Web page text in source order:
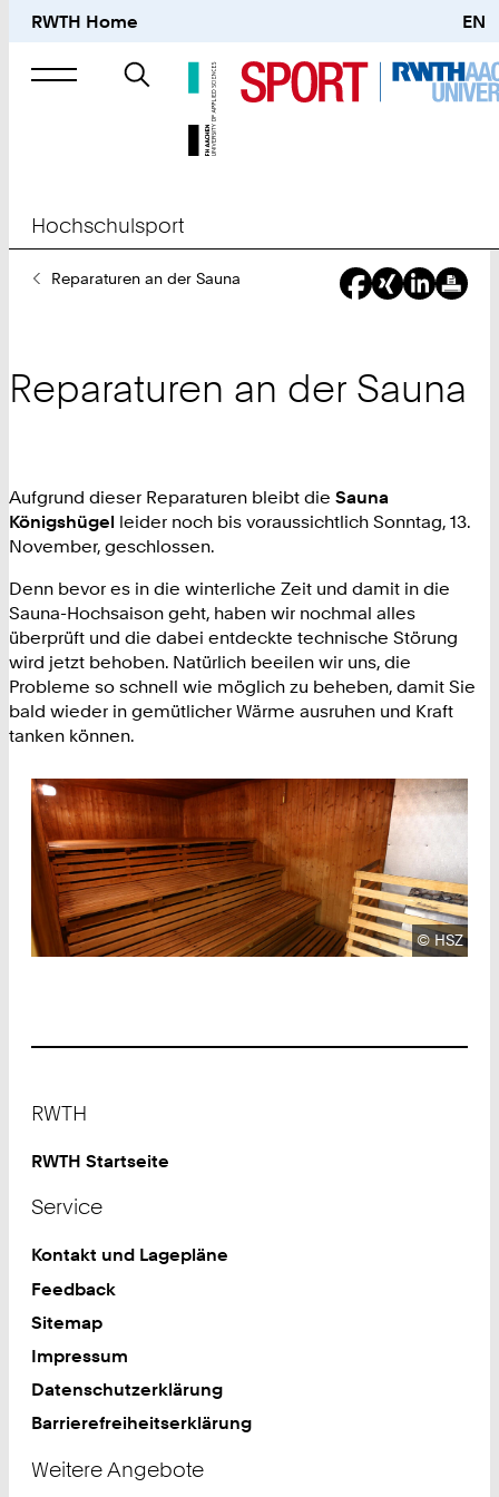
RWTH Home EN
Suche
nach
Hochschulsport
SieReparaturen an der Sauna
Reparaturen an der Sauna
Aufgrund dieser Reparaturen bleibt die Sauna
Königshügel leider noch bis voraussichtlich Sonntag, 13.
November, geschlossen.
Denn bevor es in die winterliche Zeit und damit in die
Sauna-Hochsaison geht, haben wir nochmal alles
überprüft und die dabei entdeckte technische Störung
wird jetzt behoben. Natürlich beeilen wir uns, die
Probleme so schnell wie möglich zu beheben, damit Sie
bald wieder in gemütlicher Wärme ausruhen und Kraft
tanken können.
©HSZ
RWTH
RWTH Startseite
Service
Kontakt und Lagepläne
Feedback
Sitemap
Impressum
Datenschutzerklärung
Barrierefreiheitserklärung
Weitere Angebote